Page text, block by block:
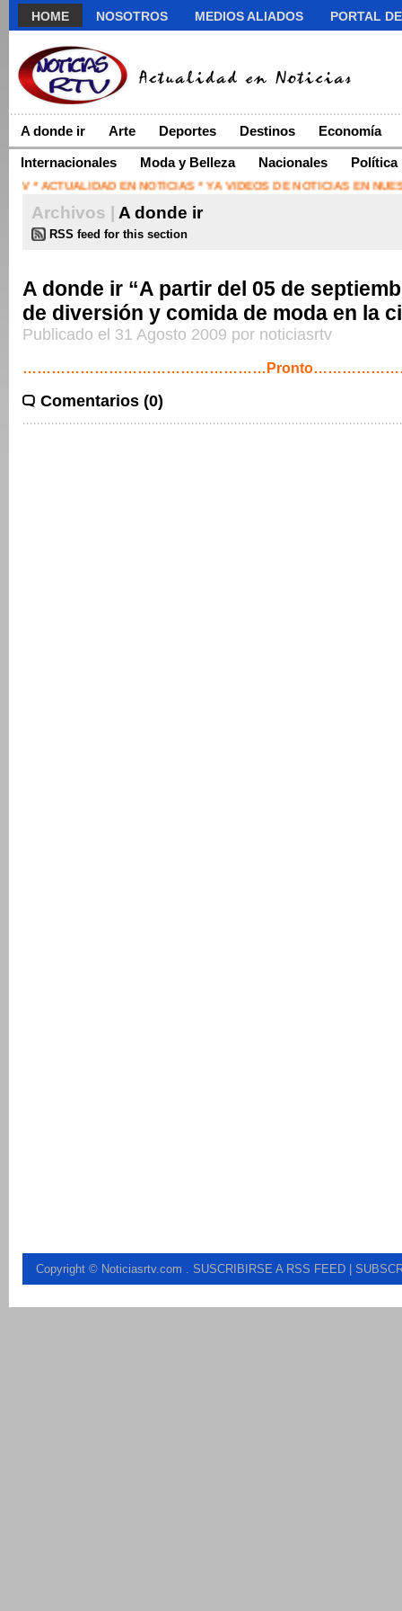
HOME NOSOTROS MEDIOS ALIADOS PORTAL
A donde ir Arte Deportes Destinos Economía
Internacionales Moda y Belleza Nacionales Política
* ACTUALIDAD EN NOTICIAS * YA VIDEOS DE NOTICIAS EN
Archivos | A donde ir
RSS feed for this section
A donde ir “A partir del 05 de
de diversión y comida de moda en la
Publicado el 31 Agosto 2009 por noticiasrtv
Comentarios (0)
Copyright © Noticiasrtv.com . SUSCRIBIRSE A RSS FEED |